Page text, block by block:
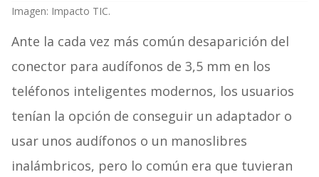
Imagen: Impacto TIC.
Ante la cada vez más común desaparición del
conector para audífonos de 3,5 mm en los
teléfonos inteligentes modernos, los usuarios
tenían la opción de conseguir un adaptador o
usar unos audífonos o un manoslibres
inalámbricos, pero lo común era que tuvieran